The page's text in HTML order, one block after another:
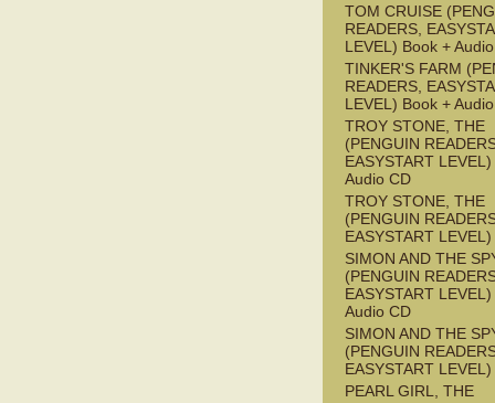
TOM CRUISE
READERS,
LEVEL) Book +
TINKER'S FARM
READERS,
LEVEL) Book +
TROY STONE, THE
(PENGUIN
EASYSTART
Audio CD
TROY STONE, THE
(PENGUIN
EASYSTART
SIMON AND THE
(PENGUIN
EASYSTART
Audio CD
SIMON AND THE
(PENGUIN
EASYSTART
PEARL GIRL, THE